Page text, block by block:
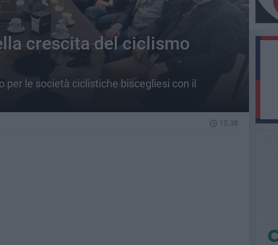
crescita del ciclismo
le società ciclistiche biscegliesi con il
15.38